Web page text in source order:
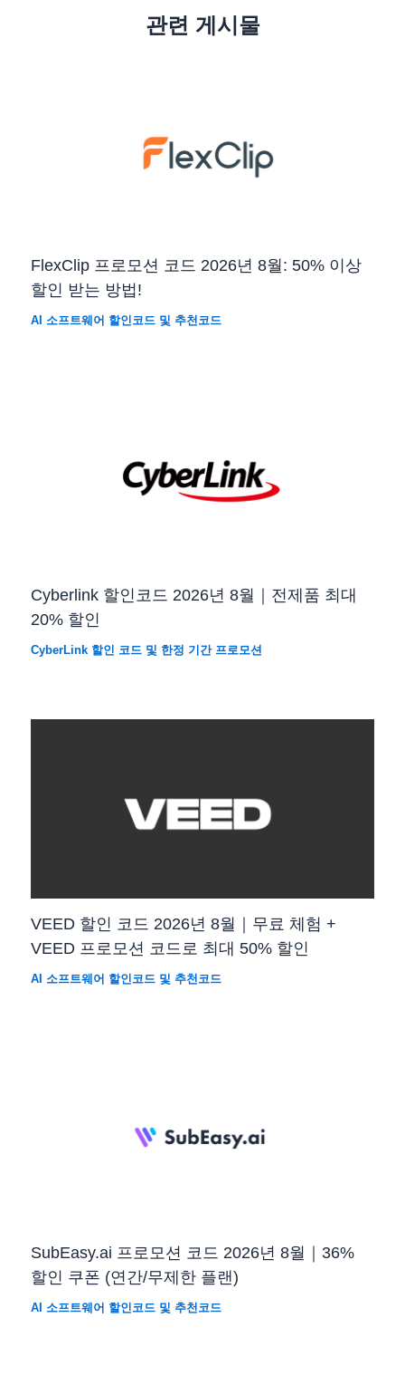
관련 게시물
FlexClip 프로모션 코드 2026년 8월: 50% 이상
할인 받는 방법!
AI 소프트웨어 할인코드 및 추천코드
Cyberlink 할인코드 2026년 8월｜전제품 최대
20% 할인
CyberLink 할인 코드 및 한정 기간 프로모션
VEED 할인 코드 2026년 8월｜무료 체험 +
VEED 프로모션 코드로 최대 50% 할인
AI 소프트웨어 할인코드 및 추천코드
SubEasy.ai 프로모션 코드 2026년 8월｜36%
할인 쿠폰 (연간/무제한 플랜)
AI 소프트웨어 할인코드 및 추천코드